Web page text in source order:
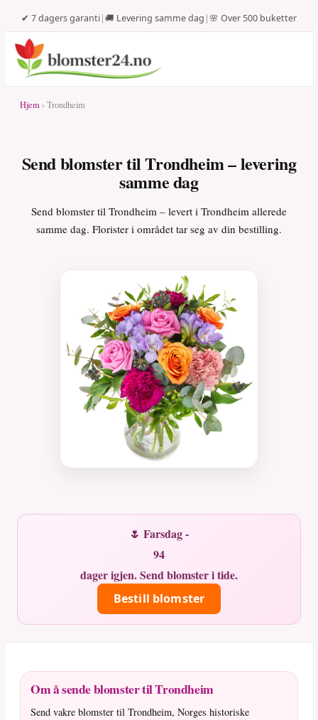
✔ 7 dagers garanti|🚚 Levering samme dag |🌸 Over 500 buketter
Hjem › Trondheim
Send blomster til Trondheim – levering
samme dag
Send blomster til Trondheim – levert i Trondheim allerede
samme dag. Florister i området tar seg av din bestilling.
🌷 Farsdag -
94
dager igjen. Send blomster i tide.
Bestill blomster
Om å sende blomster til Trondheim
Send vakre blomster til Trondheim, Norges historiske